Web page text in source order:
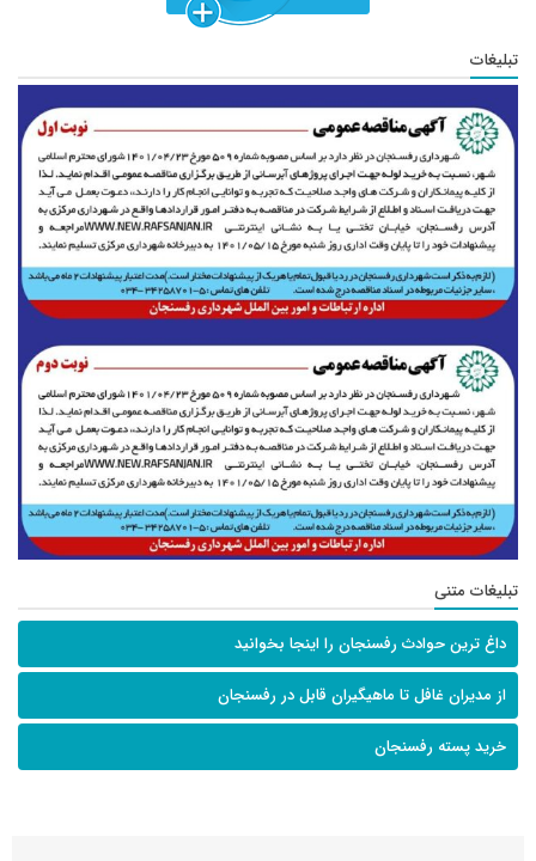
تبلیغات
تبلیغات متنی
داغ ترین حوادث رفسنجان را اینجا بخوانید
از مدیران غافل تا ماهیگیران قابل در رفسنجان
خرید پسته رفسنجان